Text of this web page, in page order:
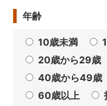
年齢
10歳未満
20歳から29歳
40歳から49歳
60歳以上